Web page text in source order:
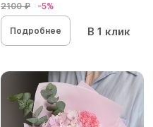
2100 ₽ -5%
Подробнее В 1 клик